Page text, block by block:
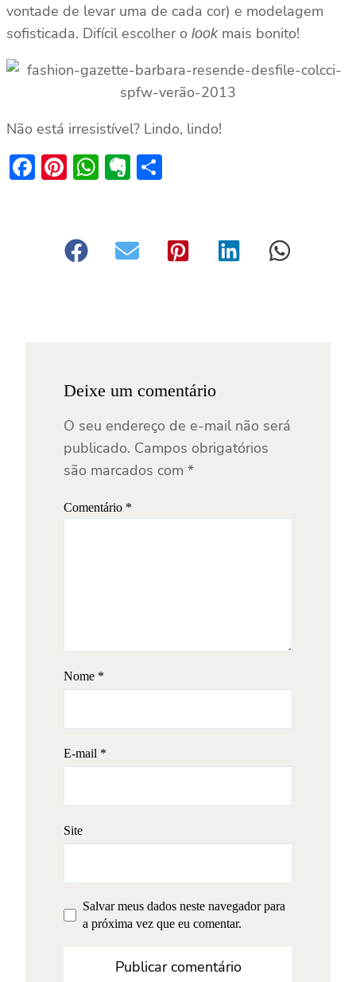
vontade de levar uma de cada cor) e modelagem
sofisticada. Difícil escolher o lookmais bonito!
Não está irresistível? Lindo, lindo!
Facebook
Pinterest
WhatsApp
Evernote
Deixe um comentário
O seu endereço de e-mail não será
publicado. Campos obrigatórios
são marcados com *
Comentário *
Nome *
E-mail *
Site
Salvar meus dados neste navegador para
a próxima vez que eu comentar.